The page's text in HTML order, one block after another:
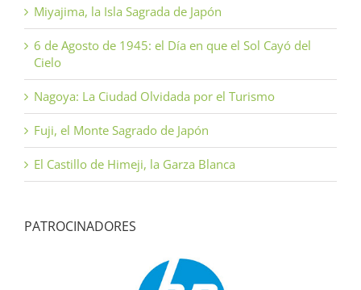
Miyajima, la Isla Sagrada de Japón
6 de Agosto de 1945: el Día en que el Sol Cayó del
Cielo
Nagoya: La Ciudad Olvidada por el Turismo
Fuji, el Monte Sagrado de Japón
El Castillo de Himeji, la Garza Blanca
PATROCINADORES